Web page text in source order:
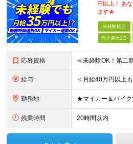
円以上！ あ
ます★
未経験歓迎
完全週休2日
応募資格
給与
勤務地
残業時間 20時間以内